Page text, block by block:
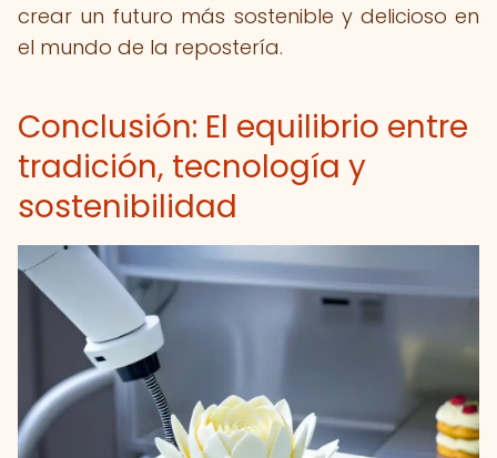
crear un futuro más sostenible y delicioso en
el mundo de la repostería.
Conclusión: El equilibrio entre
tradición, tecnología y
sostenibilidad